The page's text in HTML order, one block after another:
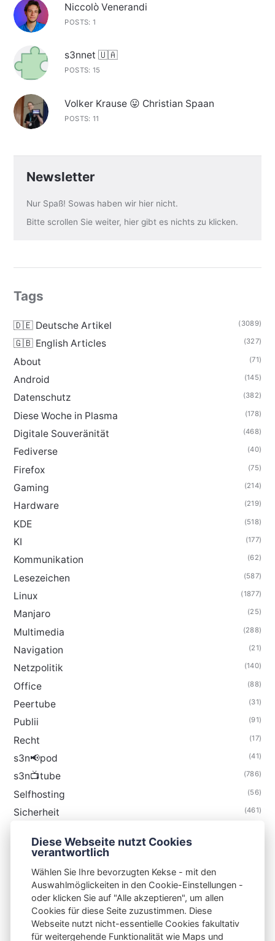
Niccolò Venerandi
POSTS: 1
s3nnet 🇺🇦
POSTS: 15
Volker Krause 😛 Christian Spaan
POSTS: 11
Newsletter
Nur Spaß! Sowas haben wir hier nicht.
Bitte scrollen Sie weiter, hier gibt es nichts zu klicken.
Tags
🇩🇪 Deutsche Artikel (3089)
🇬🇧 English Articles (327)
About (71)
Android (145)
Datenschutz (382)
Diese Woche in Plasma (178)
Digitale Souveränität (468)
Fediverse (40)
Firefox (75)
Gaming (214)
Hardware (219)
KDE (518)
KI (177)
Kommunikation (62)
Lesezeichen (587)
Linux (1877)
Manjaro (25)
Multimedia (288)
Navigation (21)
Netzpolitik (140)
Office (88)
Peertube (31)
Publii (91)
Recht (17)
s3n📢pod (41)
s3n📺tube (786)
Selfhosting (56)
Sicherheit (461)
Thunderbird
S3N🧩NET
Diese Webseite nutzt Cookies
verantwortlich
Wählen Sie Ihre bevorzugten Kekse - mit den
Auswahlmöglickeiten in den Cookie-Einstellungen -
oder klicken Sie auf "Alle akzeptieren", um allen
Cookies für diese Seite zuzustimmen. Diese
Webseite nutzt nicht-essentielle Cookies fakultativ
für weitergehende Funktionalität wie Maps und